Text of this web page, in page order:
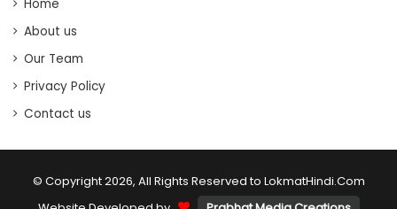
Home
About us
Our Team
Privacy Policy
Contact us
© Copyright 2026, All Rights Reserved to LokmatHindi.Com